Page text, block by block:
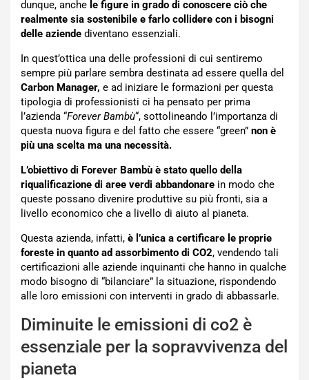
dunque, anche le figure in grado di conoscere ciò che
realmente sia sostenibile e farlo collidere con i bisogni
delle aziende diventano essenziali.
In quest’ottica una delle professioni di cui sentiremo
sempre più parlare sembra destinata ad essere quella del
Carbon Manager, e ad iniziare le formazioni per questa
tipologia di professionisti ci ha pensato per prima
l’azienda “Forever Bambù“, sottolineando l’importanza di
questa nuova figura e del fatto che essere “green” non è
più una scelta ma una necessità.
L’obiettivo di Forever Bambù è stato quello della
riqualificazione di aree verdi abbandonare in modo che
queste possano divenire produttive su più fronti, sia a
livello economico che a livello di aiuto al pianeta.
Questa azienda, infatti, è l’unica a certificare le proprie
foreste in quanto ad assorbimento di CO2, vendendo tali
certificazioni alle aziende inquinanti che hanno in qualche
modo bisogno di “bilanciare” la situazione, rispondendo
alle loro emissioni con interventi in grado di abbassarle.
Diminuite le emissioni di co2 è
essenziale per la sopravvivenza del
pianeta